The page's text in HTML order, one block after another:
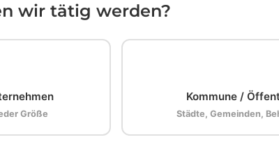
wir tätig werden?
Größe
Kommune /
Städte, Gemeinden,